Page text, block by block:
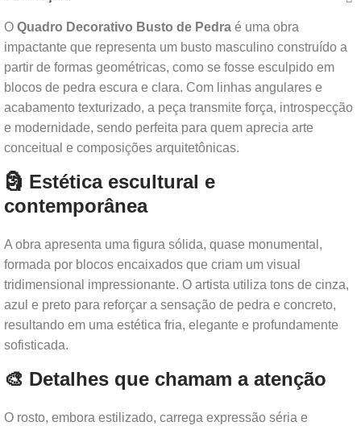
O Quadro Decorativo Busto de Pedra é uma obra
impactante que representa um busto masculino construído a
partir de formas geométricas, como se fosse esculpido em
blocos de pedra escura e clara. Com linhas angulares e
acabamento texturizado, a peça transmite força, introspecção
e modernidade, sendo perfeita para quem aprecia arte
conceitual e composições arquitetônicas.
🗿 Estética escultural e
contemporânea
A obra apresenta uma figura sólida, quase monumental,
formada por blocos encaixados que criam um visual
tridimensional impressionante. O artista utiliza tons de cinza,
azul e preto para reforçar a sensação de pedra e concreto,
resultando em uma estética fria, elegante e profundamente
sofisticada.
🎨 Detalhes que chamam a atenção
O rosto, embora estilizado, carrega expressão séria e